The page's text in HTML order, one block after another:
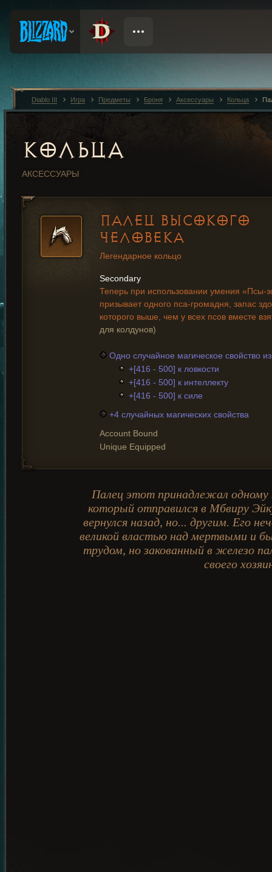
КОЛЬЦА
АКСЕССУАРЫ
ПАЛЕЦ ВЫСОКОГО
ЧЕЛОВЕКА
Легендарное кольцо
Secondary
Теперь при использовании умения «Псы-
призывает одного пса-громадня, запас
которого выше, чем у всех псов вместе
для колдунов)
Одно случайное магическое свойство
+[416 - 500] к ловкости
+[416 - 500] к интеллекту
+[416 - 500] к силе
+4 случайных магических свойства
Account Bound
Unique Equipped
Палец этот принадлежал
который отправился в Мбвиру
вернулся назад, но... другим. Его
великой властью над мертвыми и
трудом, но закованный в железо
своего
Diablo III Игра Предметы Броня Аксессуары Кольца